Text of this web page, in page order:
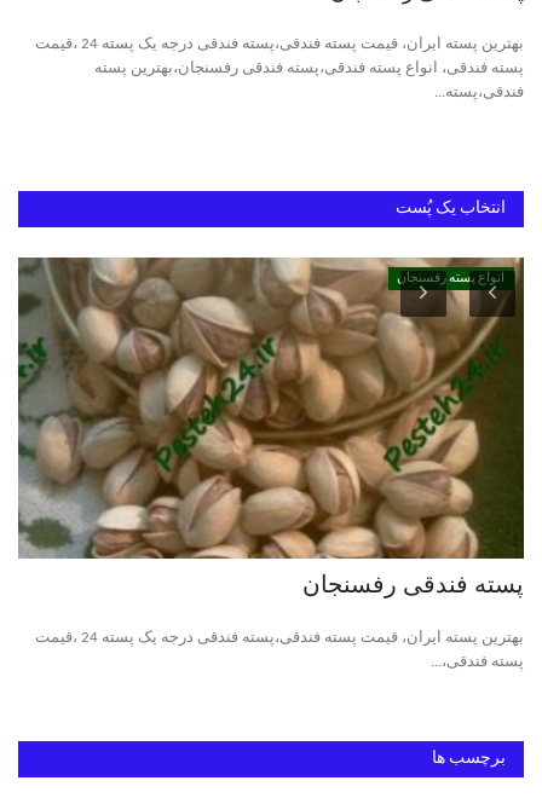
دانستنیهای پـسـتـه رفسنجان
بهترین پسته ایران، قیمت پسته فندقی،پسته فندقی درجه یک پسته 24 ،قیمت
پسته فندقی، انواع پسته فندقی،پسته فندقی رفسنجان،بهترین پسته
فندقی،پسته...
انتخاب یک پُست
انواع پسته رفسنجان
پسته فندقی رفسنجان
بهترین پسته ایران، قیمت پسته فندقی،پسته فندقی درجه یک پسته 24 ،قیمت
پسته فندقی،...
برچسب ها